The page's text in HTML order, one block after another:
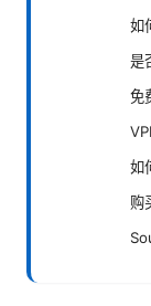
如
是
免
如
购